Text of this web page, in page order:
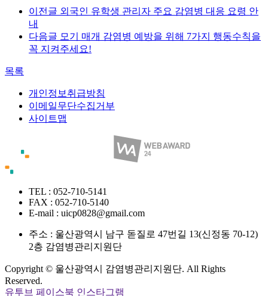
이전글 외국인 유학생 관리자 주요 감염병 대응 요령 안
내
다음글 모기 매개 감염병 예방을 위해 7가지 행동수칙을
꼭 지켜주세요!
목록
개인정보취급방침
이메일무단수집거부
사이트맵
TEL : 052-710-5141
FAX : 052-710-5140
E-mail : uicp0828@gmail.com
주소 : 울산광역시 남구 돋질로 47번길 13(신정동 70-12)
2층 감염병관리지원단
Copyright © 울산광역시 감염병관리지원단. All Rights
Reserved.
유투브 페이스북 인스타그램